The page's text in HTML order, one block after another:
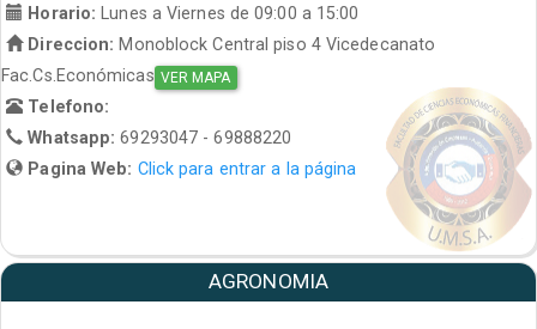
Horario: Lunes a Viernes de 09:00 a 15:00
Direccion: Monoblock Central piso 4 Vicedecanato
Fac.Cs.Económicas VER MAPA
Telefono:
Whatsapp:69293047 - 69888220
Pagina Web: Click para entrar a la página
AGRONOMIA